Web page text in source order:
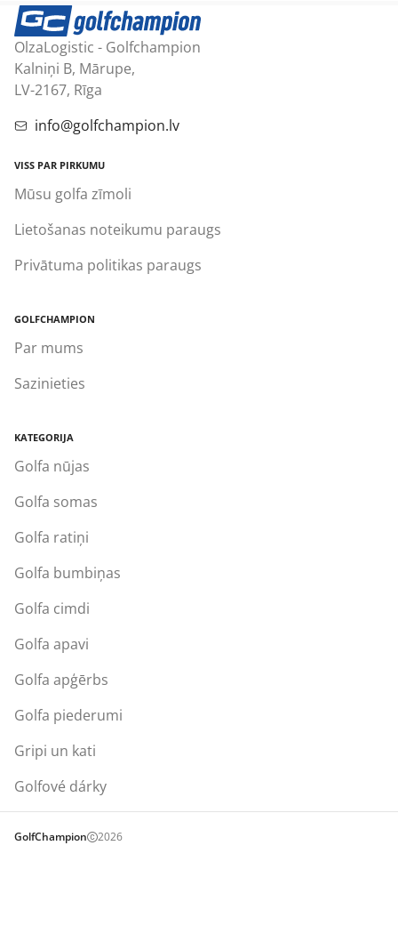
OlzaLogistic - Golfchampion
Kalniņi B, Mārupe,
LV-2167, Rīga
info@golfchampion.lv
VISS PAR PIRKUMU
Mūsu golfa zīmoli
Lietošanas noteikumu paraugs
Privātuma politikas paraugs
GOLFCHAMPION
Par mums
Sazinieties
KATEGORIJA
Golfa nūjas
Golfa somas
Golfa ratiņi
Golfa bumbiņas
Golfa cimdi
Golfa apavi
Golfa apģērbs
Golfa piederumi
Gripi un kati
Golfové dárky
GolfChampion 2026